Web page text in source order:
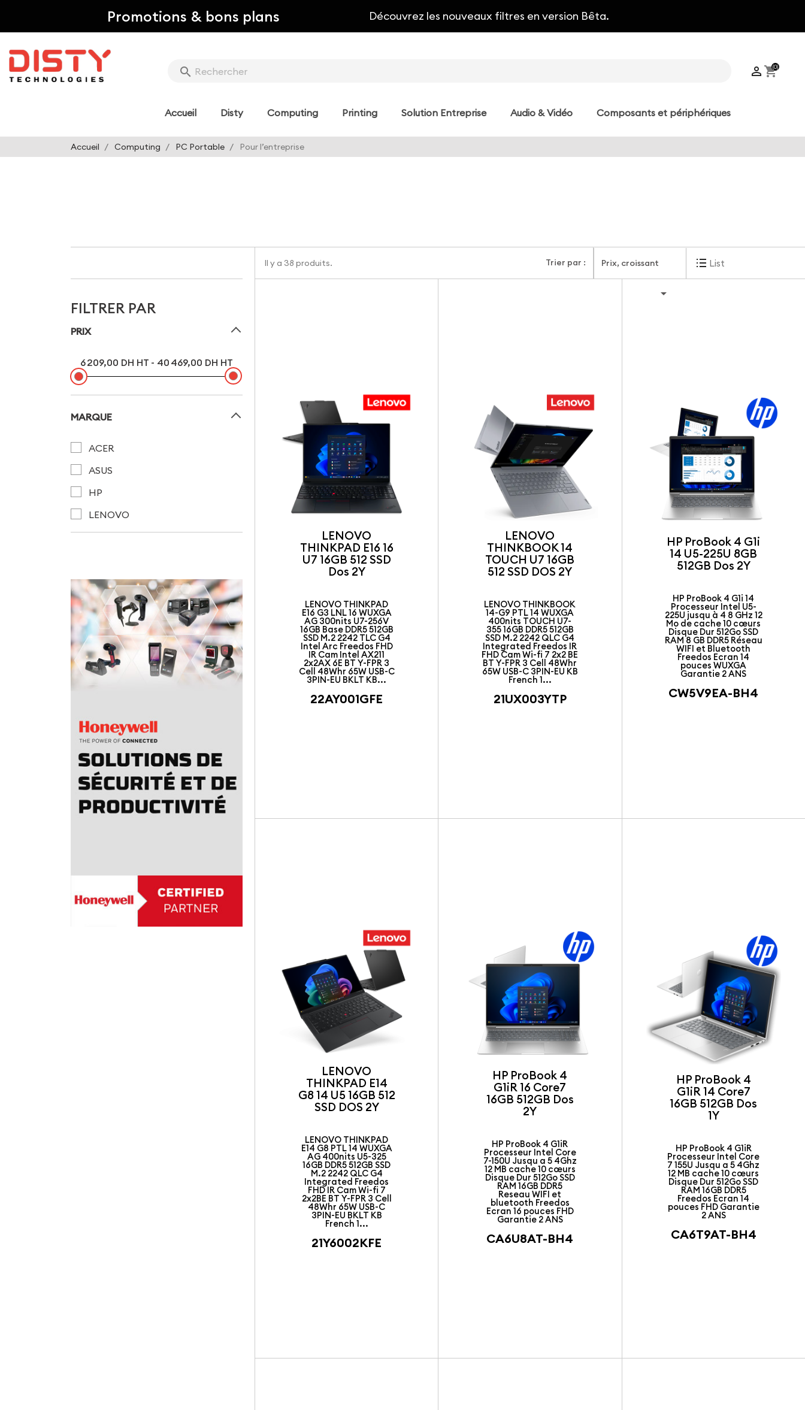
Promotions & bons plans Découvrez les nouveaux filtres en version Bêta.
search  shopping_cart
(0)
Accueil Disty Computing Printing Solution Entreprise Audio & Vidéo Composants et périphériques
Accueil Computing PC Portable Pour l’entreprise
FILTRER PAR
PRIX
6 209,00 DH HT - 40 469,00 DH HT
MARQUE
ACER
ASUS
HP
LENOVO
Il y a 38 produits. Trier par : Prix, croissant

List
LENOVO
THINKPAD E16 16
U7 16GB 512 SSD
Dos 2Y
LENOVO THINKPAD
E16 G3 LNL 16 WUXGA
AG 300nits U7-256V
16GB Base DDR5 512GB
SSD M.2 2242 TLC G4
Intel Arc Freedos FHD
IR Cam Intel AX211
2x2AX 6E BT Y-FPR 3
Cell 48Whr 65W USB-C
3PIN-EU BKLT KB...
22AY001GFE
LENOVO
THINKBOOK 14
TOUCH U7 16GB
512 SSD DOS 2Y
LENOVO THINKBOOK
14-G9 PTL 14 WUXGA
400nits TOUCH U7-
355 16GB DDR5 512GB
SSD M.2 2242 QLC G4
Integrated Freedos IR
FHD Cam Wi-fi 7 2x2 BE
BT Y-FPR 3 Cell 48Whr
65W USB-C 3PIN-EU KB
French 1...
21UX003YTP
HP ProBook 4 G1i
14 U5-225U 8GB
512GB Dos 2Y
HP ProBook 4 G1i 14
Processeur Intel U5-
225U jusqu à 4 8 GHz 12
Mo de cache 10 cœurs
Disque Dur 512Go SSD
RAM 8 GB DDR5 Réseau
WIFI et Bluetooth
Freedos Ecran 14
pouces WUXGA
Garantie 2 ANS
CW5V9EA-BH4
LENOVO
THINKPAD E14
G8 14 U5 16GB 512
SSD DOS 2Y
LENOVO THINKPAD
E14 G8 PTL 14 WUXGA
AG 400nits U5-325
16GB DDR5 512GB SSD
M.2 2242 QLC G4
Integrated Freedos
FHD IR Cam Wi-fi 7
2x2BE BT Y-FPR 3 Cell
48Whr 65W USB-C
3PIN-EU BKLT KB
French 1...
21Y6002KFE
HP ProBook 4
G1iR 16 Core7
16GB 512GB Dos
2Y
HP ProBook 4 G1iR
Processeur Intel Core
7-150U Jusqu a 5 4Ghz
12 MB cache 10 cœurs
Disque Dur 512Go SSD
RAM 16GB DDR5
Reseau WIFI et
bluetooth Freedos
Ecran 16 pouces FHD
Garantie 2 ANS
CA6U8AT-BH4
HP ProBook 4
G1iR 14 Core7
16GB 512GB Dos
1Y
HP ProBook 4 G1iR
Processeur Intel Core
7 155U Jusqu a 5 4Ghz
12 MB cache 10 cœurs
Disque Dur 512Go SSD
RAM 16GB DDR5
Freedos Ecran 14
pouces FHD Garantie
2 ANS
CA6T9AT-BH4